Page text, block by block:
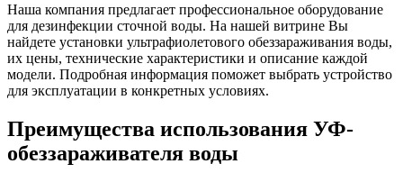
Наша компания предлагает профессиональное оборудование
для дезинфекции сточной воды. На нашей витрине Вы
найдете установки ультрафиолетового обеззараживания воды,
их цены, технические характеристики и описание каждой
модели. Подробная информация поможет выбрать устройство
для эксплуатации в конкретных условиях.
Преимущества использования УФ-
обеззараживателя воды